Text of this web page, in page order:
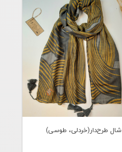
شال طرح‌دار(خردلی، طوسی)